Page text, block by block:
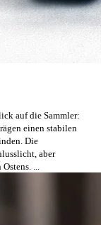
auf die Sammler:
einen stabilen
Die
aber
...